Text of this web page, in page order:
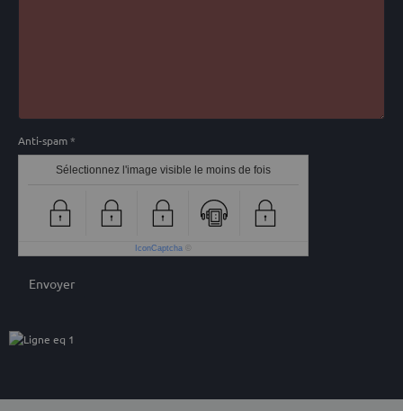
Anti-spam
Sélectionnez l'image visible le moins de fois
IconCaptcha ©
Envoyer